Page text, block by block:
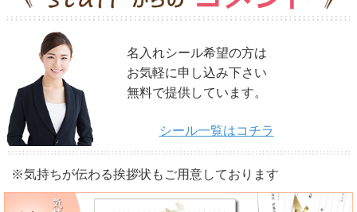
名入れシール希望の方は
お気軽に申し込み下さい
無料で提供しています。
シール一覧はコチラ
※気持ちが伝わる挨拶状もご用意しております